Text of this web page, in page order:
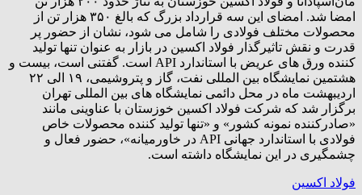
امضا شد. امضای این سه قرارداد بزرگ که بالغ ۳۵۰ هزار تن از
محصولات مختلف فولادی را شامل می شود، نشان از حضور پر
قدرت و نقش تاثیرگذار فولاد اکسین در بازار به عنوان تنها تولید
کننده ورق های عریض با استاندارد API است. گفتنی است، بیست و
هشتمین نمایشگاه بین المللی نفت، گاز و پتروشیمی، ۱۹ الی ۲۲
اردیبهشت ماه در محل دائمی نمایشگاه های بین المللی تهران
برگزار شد که شرکت فولاد اکسین خوزستان با عناوینی مانند
«صادرکننده نمونه کشور» و «تنها تولید کننده محصولات خاص
فولادی با استاندارد جهانی API در خاورمیانه»، حضور فعال و
چشمگیری در این نمایشگاه داشته است.
فولاد اکسین